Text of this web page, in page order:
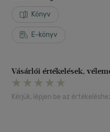
Könyv
E-könyv
Vásárlói értékelések,
Kérjük, lépjen be az